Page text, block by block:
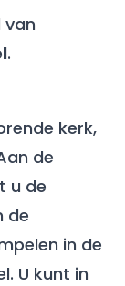
van
.
kerk,
de
u de
de
in de
U kunt in